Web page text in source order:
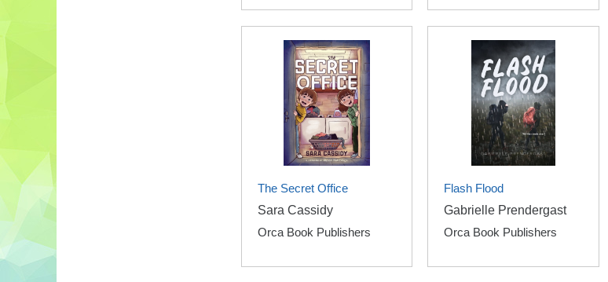
The Secret Office
Sara Cassidy
Orca Book Publishers
Flash Flood
Gabrielle Prendergast
Orca Book Publishers